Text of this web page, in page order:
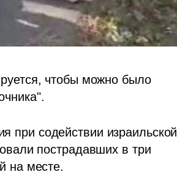
чтобы можно было
при содействии израильской
пострадавших в три
на месте.